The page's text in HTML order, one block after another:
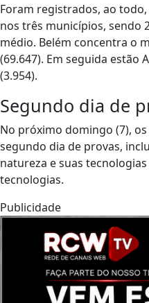
Foram registrados, ao
nos três municípios, sendo
médio. Belém concentra o
(69.647). Em seguida estão
(3.954).
Segundo dia de
No próximo domingo (7),
segundo dia de provas,
natureza e suas
tecnologias.
Publicidade